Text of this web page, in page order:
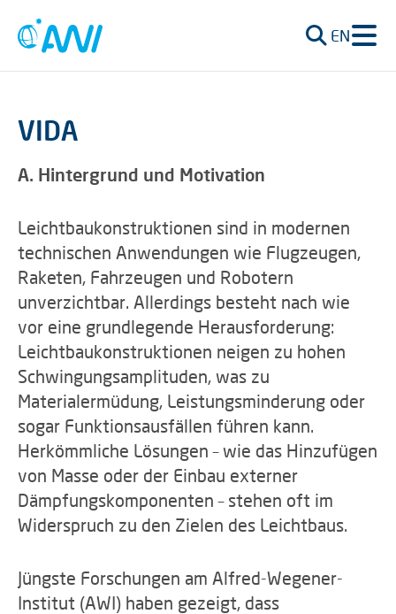
EN
VIDA
A. Hintergrund und Motivation
Leichtbaukonstruktionen sind in modernen
technischen Anwendungen wie Flugzeugen,
Raketen, Fahrzeugen und Robotern
unverzichtbar. Allerdings besteht nach wie
vor eine grundlegende Herausforderung:
Leichtbaukonstruktionen neigen zu hohen
Schwingungsamplituden, was zu
Materialermüdung, Leistungsminderung oder
sogar Funktionsausfällen führen kann.
Herkömmliche Lösungen – wie das Hinzufügen
von Masse oder der Einbau externer
Dämpfungskomponenten – stehen oft im
Widerspruch zu den Zielen des Leichtbaus.
Jüngste Forschungen am Alfred-Wegener-
Institut (AWI) haben gezeigt, dass